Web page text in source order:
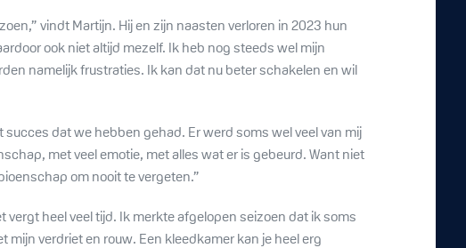
vindt Martijn. Hij en zijn naasten verloren in 2023 hun
ook niet altijd mezelf. Ik heb nog steeds wel mijn
namelijk frustraties. Ik kan dat nu beter schakelen en wil
dat we hebben gehad. Er werd soms wel veel van mij
met veel emotie, met alles wat er is gebeurd. Want niet
om nooit te vergeten.”
vergt heel veel tijd. Ik merkte afgelopen seizoen dat ik soms
mijn verdriet en rouw. Een kleedkamer kan je heel erg